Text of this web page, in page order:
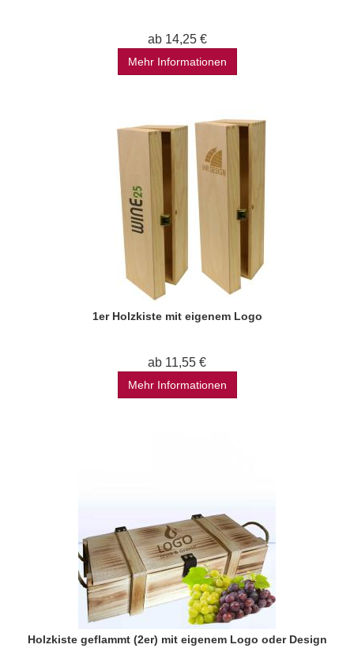
ab 14,25 €
Mehr Informationen
1er Holzkiste mit eigenem Logo
ab 11,55 €
Mehr Informationen
Holzkiste geflammt (2er) mit eigenem Logo oder Design